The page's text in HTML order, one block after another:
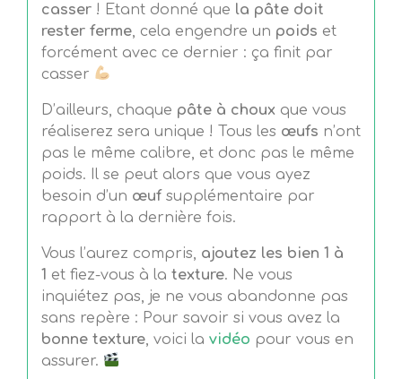
casser ! Etant donné que la pâte doit
rester ferme, cela engendre un poids et
forcément avec ce dernier : ça finit par
casser
D’ailleurs, chaque pâte à choux que vous
réaliserez sera unique ! Tous les œufs n’ont
pas le même calibre, et donc pas le même
poids. Il se peut alors que vous ayez
besoin d’un œuf supplémentaire par
rapport à la dernière fois.
Vous l’aurez compris, ajoutez les bien 1 à
1 et fiez-vous à la texture. Ne vous
inquiétez pas, je ne vous abandonne pas
sans repère : Pour savoir si vous avez la
bonne texture, voici la vidéo pour vous en
assurer.